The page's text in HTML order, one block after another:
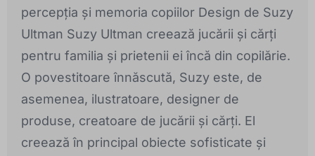
percepția și memoria copiilor Design de Suzy
Ultman Suzy Ultman creează jucării și cărți
pentru familia și prietenii ei încă din copilărie.
O povestitoare înnăscută, Suzy este, de
asemenea, ilustratoare, designer de
produse, creatoare de jucării și cărți. El
creează în principal obiecte sofisticate și